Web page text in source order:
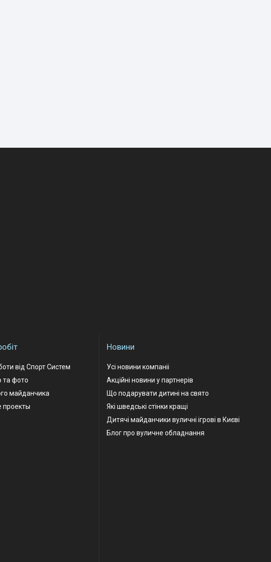
від Спорт Систем
та фото
майданчика
проекты
Новини
Усі новини компаніі
Акційні новини у партнерів
Що подарувати дитині на свято
Які шведські стінки кращі
Дитячі майданчики вуличні ігрові в Києві
Блог про вуличне обладнання